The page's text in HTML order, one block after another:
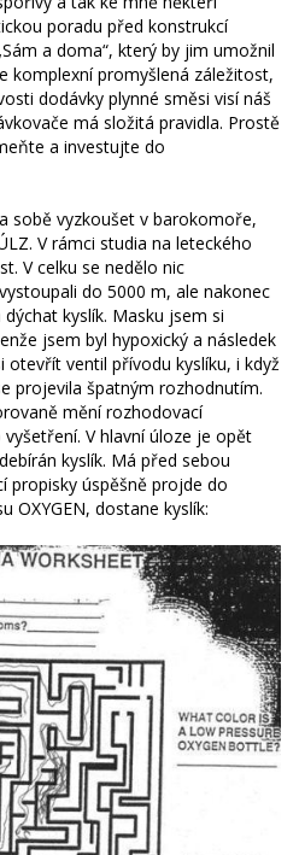
poradu před konstrukcí
a doma“, který by jim umožnil
komplexní promyšlená záležitost,
dodávky plynné směsi visí náš
má složitá pravidla. Prostě
a investujte do
sobě vyzkoušet v barokomoře,
V rámci studia na leteckého
V celku se nedělo nic
do 5000 m, ale nakonec
kyslík. Masku jsem si
jsem byl hypoxický a následek
ventil přívodu kyslíku, i když
projevila špatným rozhodnutím.
mění rozhodovací
V hlavní úloze je opět
kyslík. Má před sebou
propisky úspěšně projde do
OXYGEN, dostane kyslík: